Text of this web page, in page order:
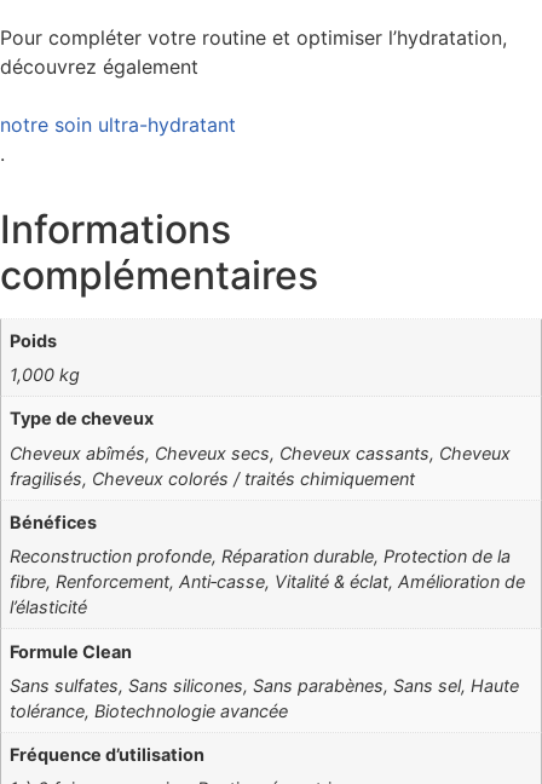
Pour compléter votre routine et optimiser l’hydratation,
découvrez également
notre soin ultra-hydratant
.
Informations
complémentaires
Poids
1,000 kg
Type de cheveux
Cheveux abîmés, Cheveux secs, Cheveux cassants, Cheveux
fragilisés, Cheveux colorés / traités chimiquement
Bénéfices
Reconstruction profonde, Réparation durable, Protection de la
fibre, Renforcement, Anti‑casse, Vitalité & éclat, Amélioration de
l’élasticité
Formule Clean
Sans sulfates, Sans silicones, Sans parabènes, Sans sel, Haute
tolérance, Biotechnologie avancée
Fréquence d’utilisation